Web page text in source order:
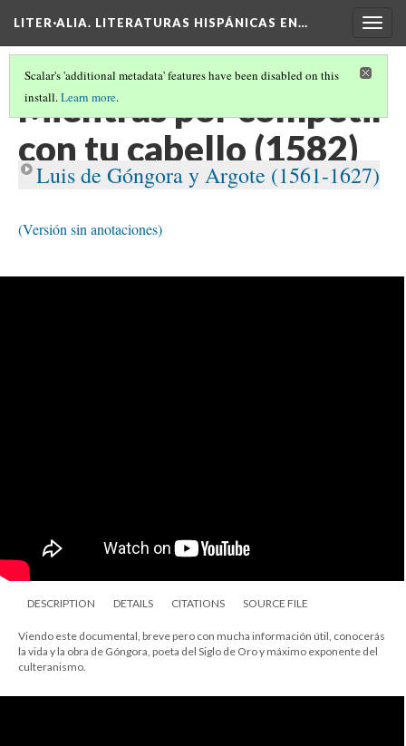
LITER·ALIA. LITERATURAS HISPÁNICAS EN…
Scalar's 'additional metadata' features have been disabled on this
install.Learn more.
Mientras por competir
con tu cabello (1582)
Luis de Góngora y Argote (1561-1627)
(Versión sin anotaciones)
DESCRIPTION DETAILS CITATIONS SOURCE FILE
Viendo este documental, breve pero con mucha información útil, conocerás
la vida y la obra de Góngora, poeta del Siglo de Oro y máximo exponente del
culteranismo.